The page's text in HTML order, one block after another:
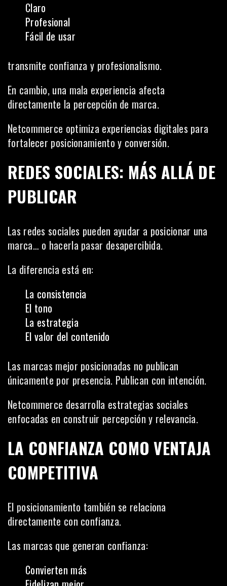
Claro
Profesional
Fácil de usar
transmite confianza y profesionalismo.
En cambio, una mala experiencia afecta
directamente la percepción de marca.
Netcommerce optimiza experiencias digitales para
fortalecer posicionamiento y conversión.
REDES SOCIALES: MÁS ALLÁ DE
PUBLICAR
Las redes sociales pueden ayudar a posicionar una
marca… o hacerla pasar desapercibida.
La diferencia está en:
La consistencia
El tono
La estrategia
El valor del contenido
Las marcas mejor posicionadas no publican
únicamente por presencia. Publican con intención.
Netcommerce desarrolla estrategias sociales
enfocadas en construir percepción y relevancia.
LA CONFIANZA COMO VENTAJA
COMPETITIVA
El posicionamiento también se relaciona
directamente con confianza.
Las marcas que generan confianza:
Convierten más